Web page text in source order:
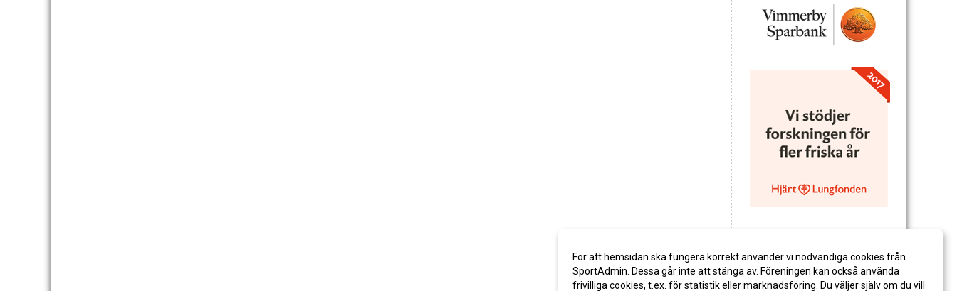
För att hemsidan ska fungera korrekt använder vi nödvändiga cookies från
SportAdmin. Dessa går inte att stänga av. Föreningen kan också använda
frivilliga cookies, t.ex. för statistik eller marknadsföring. Du väljer själv om du vill